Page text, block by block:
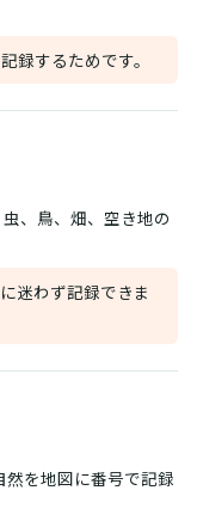
録するためです。
、鳥、畑、空き地の
迷わず記録できま
を地図に番号で記録